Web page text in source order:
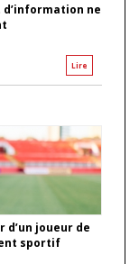
ne
Lire
d’un joueur de
sportif